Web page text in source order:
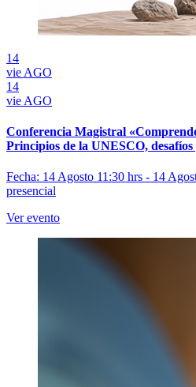
14
vie AGO
14
vie AGO
Conferencia Magistral
Principios de la UNESCO, desafíos
Fecha: 14 Agosto 11:30 hrs - 14
presencial
Ver evento